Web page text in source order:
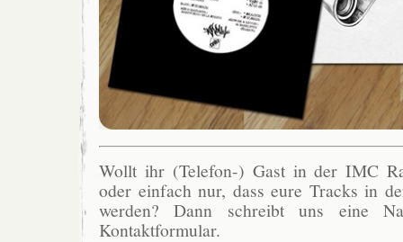
Wollt ihr (Telefon-) Gast in der IMC
oder einfach nur, dass eure Tracks in
werden? Dann schreibt uns eine
Kontaktformular.